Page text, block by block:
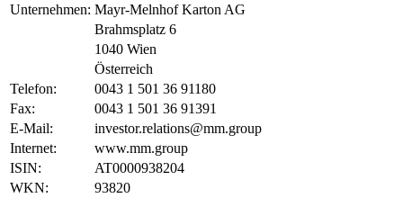
Unternehmen: Mayr-Melnhof Karton AG
Brahmsplatz 6
1040 Wien
Österreich
Telefon:
0043 1 501 36 91180
Fax:
0043 1 501 36 91391
E-Mail:
investor.relations@mm.group
Internet:
www.mm.group
ISIN:
AT0000938204
WKN:
93820